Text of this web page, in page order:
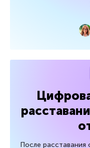
После расставания